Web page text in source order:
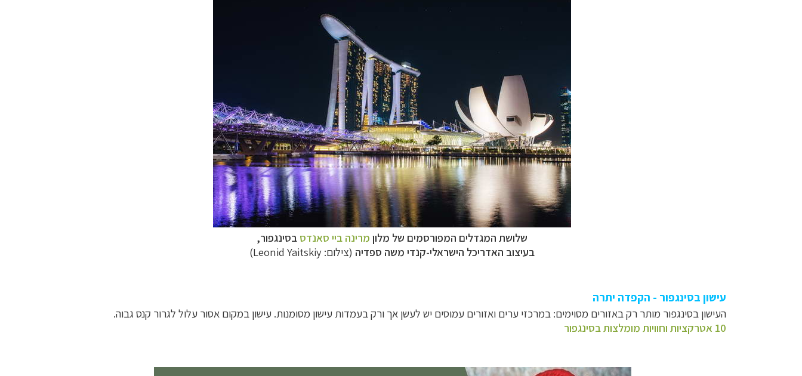
שלושת המגדלים המפורסמים של מלון מרינה ביי סאנדס בסינגפור,
בעיצוב האדריכל הישראלי-קנדי משה ספדיה (צילום: Leonid Yaitskiy)
עישון בסינגפור - הקפדה יתרה
העישון בסינגפור מותר רק באזורים מסוימים: במרכזי ערים ואזורים עמוסים יש לעשן אך ורק בעמדות עישון מסומנות. עישון במקום אסור עלול לגרור קנס גבוה.
10 אטרקציות וחוויות מומלצות בסינגפור